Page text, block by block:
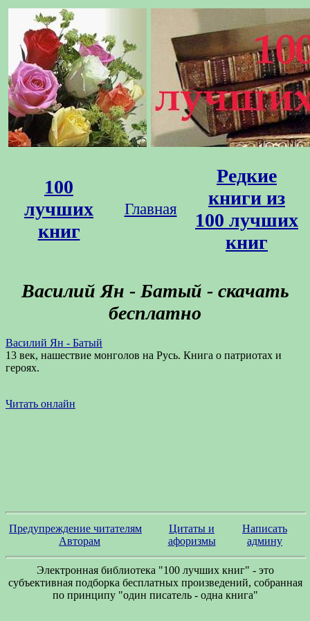
100
лучших
книг
Главная
Редкие
книги из
100 лучших
книг
Василий Ян - Батый - скачать
бесплатно
Василий Ян - Батый
13 век, нашествие монголов на Русь. Книга о патриотах и
героях.
Читать онлайн
Предупреждение читателям
Авторам
Цитаты и
афоризмы
Написать
админу
Электронная библиотека "100 лучших книг" - это
субъективная подборка бесплатных произведений, собранная
по принципу "один писатель - одна книга"